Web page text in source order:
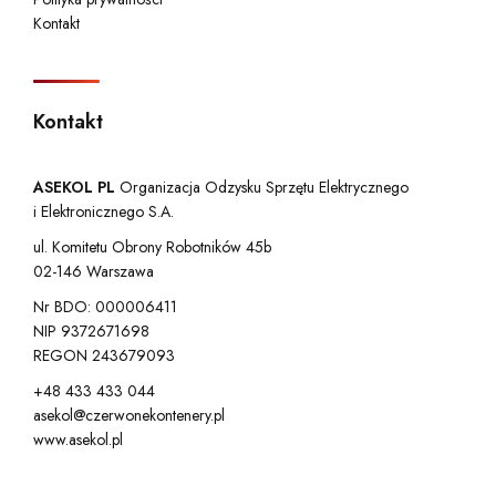
Kontakt
Kontakt
ASEKOL PL Organizacja Odzysku Sprzętu Elektrycznego
i Elektronicznego S.A.
ul. Komitetu Obrony Robotników 45b
02-146 Warszawa
Nr BDO: 000006411
NIP 9372671698
REGON 243679093
+48 433 433 044
asekol@czerwonekontenery.pl
www.asekol.pl